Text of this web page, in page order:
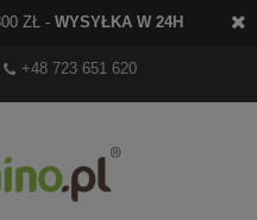
ZŁ - WYSYŁKA W 24H
+48 723 651 620